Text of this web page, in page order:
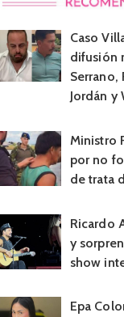
Caso
difusión
Serrano,
Jordán y
Ministro
por no
de trata
Ricardo
y
show
Epa